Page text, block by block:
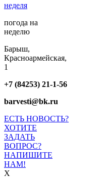
неделя
погода на
неделю
Барыш,
Красноармейская,
1
+7 (84253) 21-1-56
barvesti@bk.ru
ЕСТЬ НОВОСТЬ?
ХОТИТЕ
ЗАДАТЬ
ВОПРОС?
НАПИШИТЕ
НАМ!
X